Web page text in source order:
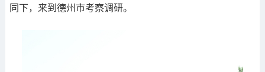
同下，来到德州市考察调研。